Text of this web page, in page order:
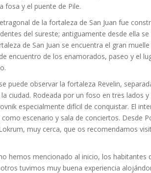
fosa y el puente de Pile.
de la fortaleza de San Juan fue
del sureste; antiguamente desde ella
de San Juan se encuentra el gran
encuentro de los enamorados, paseo y el
puede observar la fortaleza Revelin,
ciudad. Rodeada por un foso en tres lados
especialmente difícil de conquistar. El
escenario y sala de conciertos. Desde
muy cerca, que os recomendamos
hemos mencionado al inicio, los habitantes
tuvimos muy buena experiencia